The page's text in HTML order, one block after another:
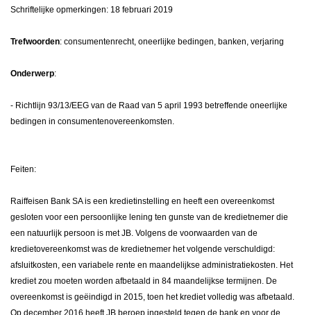
Schriftelijke opmerkingen: 18 februari 2019
Trefwoorden: consumentenrecht, oneerlijke bedingen, banken, verjaring
Onderwerp:
- Richtlijn 93/13/EEG van de Raad van 5 april 1993 betreffende oneerlijke
bedingen in consumentenovereenkomsten.
Feiten:
Raiffeisen Bank SA is een kredietinstelling en heeft een overeenkomst
gesloten voor een persoonlijke lening ten gunste van de kredietnemer die
een natuurlijk persoon is met JB. Volgens de voorwaarden van de
kredietovereenkomst was de kredietnemer het volgende verschuldigd:
afsluitkosten, een variabele rente en maandelijkse administratiekosten. Het
krediet zou moeten worden afbetaald in 84 maandelijkse termijnen. De
overeenkomst is geëindigd in 2015, toen het krediet volledig was afbetaald.